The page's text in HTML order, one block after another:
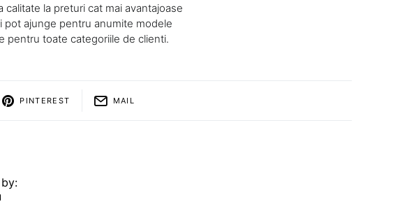
la preturi cat mai avantajoase
pot ajunge pentru anumite modele
pentru toate categoriile de clienti.
PINTEREST MAIL